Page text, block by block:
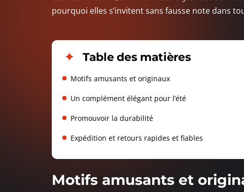
pourquoi elles s’invitent sans fausse note dans
Table des matières
Motifs amusants et originaux
Un complément élégant pour l’été
Promouvoir la durabilité
Expédition et retours rapides et fiables
Motifs amusants et